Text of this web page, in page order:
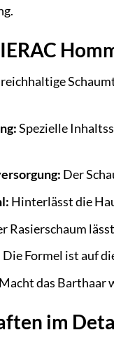
Spezielle
Der
Hinterlässt die
Rasierschaum
Die Formel ist auf
Macht das Barthaar
im